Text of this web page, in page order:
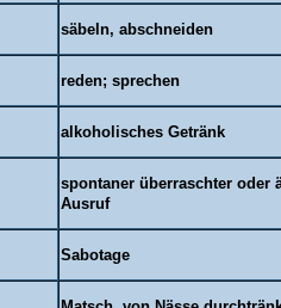
säbeln, abschneiden
reden; sprechen
alkoholisches Getränk
spontaner überraschter oder
Ausruf
Sabotage